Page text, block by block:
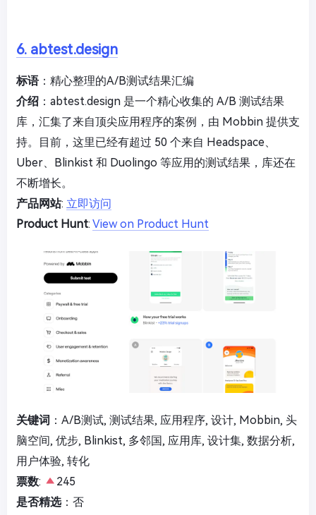
6. abtest.design
标语：精心整理的A/B测试结果汇编
介绍 ：abtest.design 是一个精心收集的 A/B 测试结果
库，汇集了来自顶尖应用程序的案例，由 Mobbin 提供支
持。目前，这里已经有超过 50 个来自 Headspace、
Uber、Blinkist 和 Duolingo 等应用的测试结果，库还在
不断增长。
产品网站: 立即访问
Product Hunt: View on Product Hunt
关键词 ：A/B测试, 测试结果, 应用程序, 设计, Mobbin, 头
脑空间, 优步, Blinkist, 多邻国, 应用库, 设计集, 数据分析,
用户体验, 转化
票数:
245
是否精选：否